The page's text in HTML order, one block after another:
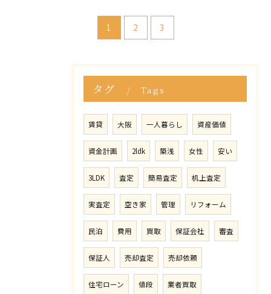
1 2 3
タグ Tags
賃貸 大阪 一人暮らし 資産価値
資金計画 2ldk 築浅 女性 安い
3LDK 査定 簡易査定 机上査定
実査定 空き家 管理 リフォーム
民泊 費用 買取 保証会社 審査
保証人 売却査定 売却依頼
住宅ローン 値段 業者買取